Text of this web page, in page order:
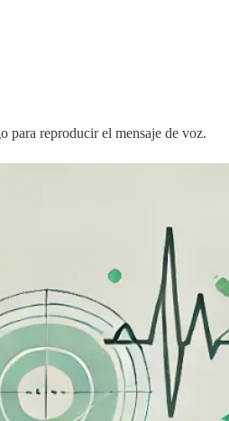
para reproducir el mensaje de voz.